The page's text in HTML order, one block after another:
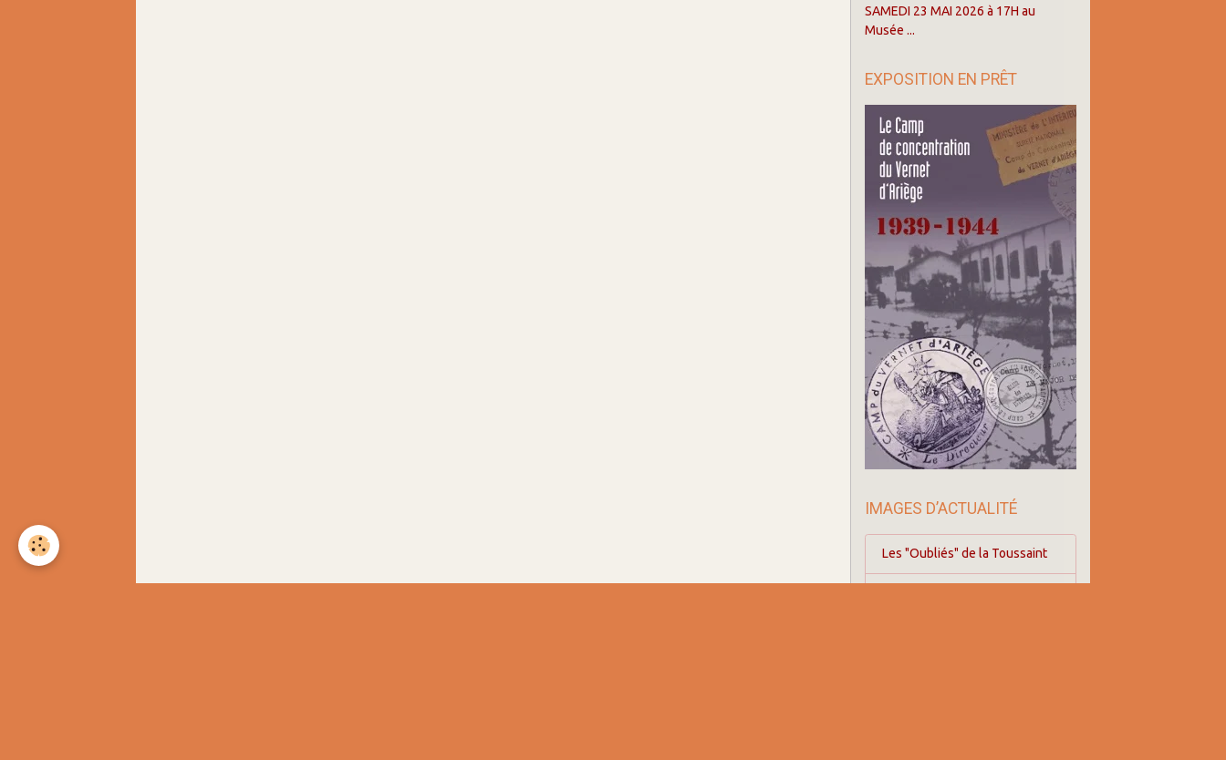
SAMEDI 23 MAI 2026 à 17H au
Musée ...
EXPOSITION EN PRÊT
IMAGES D’ACTUALITÉ
Les "Oubliés" de la Toussaint